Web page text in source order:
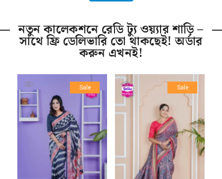
নতুন কালেকশনে রেডি ট্যু ওয়্যার শাড়ি –
সাথে ফ্রি ডেলিভারি তো থাকছেই! অর্ডার
করুন এখনই!
Sale Sale